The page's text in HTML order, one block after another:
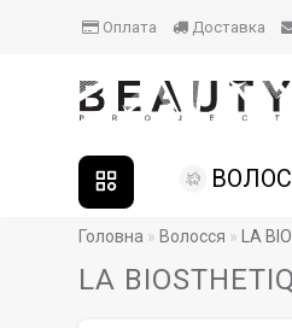
Оплата Доставка
Головна Волосся LA
LA